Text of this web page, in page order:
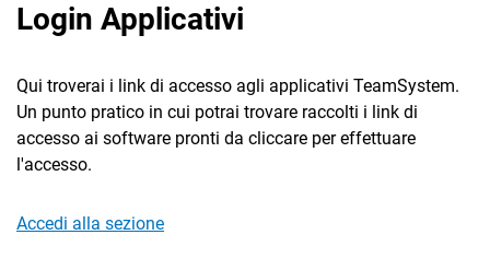
TeamSystem Corporate
TeamSystem Store
Login Applicativi
Qui troverai i link di accesso agli applicativi TeamSystem.
Un punto pratico in cui potrai trovare raccolti i link di
accesso ai software pronti da cliccare per effettuare
l'accesso.
Accedi alla sezione